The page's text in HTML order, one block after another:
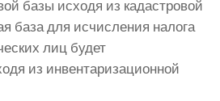
базы исходя из кадастровой
база для исчисления налога
лиц будет
из инвентаризационной